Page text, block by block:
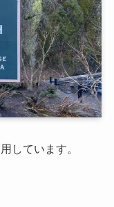
しています。